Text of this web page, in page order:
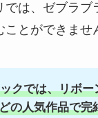
では、ゼブラブ
とができませ
クでは、リボー
の人気作品で完